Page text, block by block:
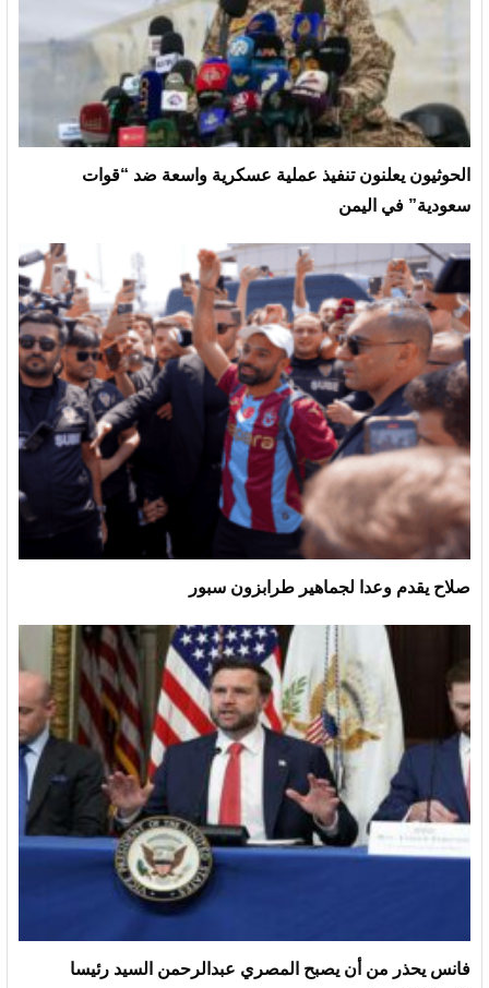
الحوثيون يعلنون تنفيذ عملية عسكرية واسعة ضد “قوات
سعودية” في اليمن
صلاح يقدم وعدا لجماهير طرابزون سبور
فانس يحذر من أن يصبح المصري عبدالرحمن السيد رئيسا